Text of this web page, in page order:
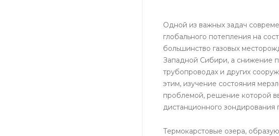
Одной из важных задач
глобального потепления на
большинство газовых
Западной Сибири, а снижение
трубопроводах и других
этим, изучение состояния
проблемой, решение которой
дистанционного зондирования
Термокарстовые озера,